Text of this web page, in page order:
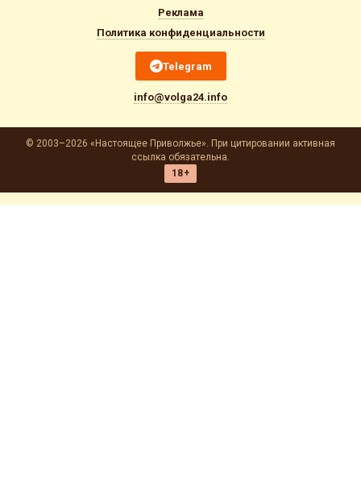
Реклама
Политика конфиденциальности
Telegram
info@volga24.info
© 2003–2026 «Настоящее Приволжье». При цитировании активная
ссылка обязательна.
18+